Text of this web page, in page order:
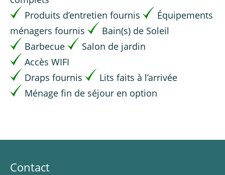
Produits d’entretien fournis
Équipements
ménagers fournis
Bain(s) de Soleil
Barbecue
Salon de jardin
Accès WIFI
Draps fournis
Lits faits à l’arrivée
Ménage fin de séjour en option
Contact